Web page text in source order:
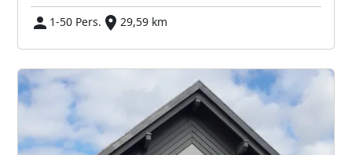
1-50 Pers.
29,59 km